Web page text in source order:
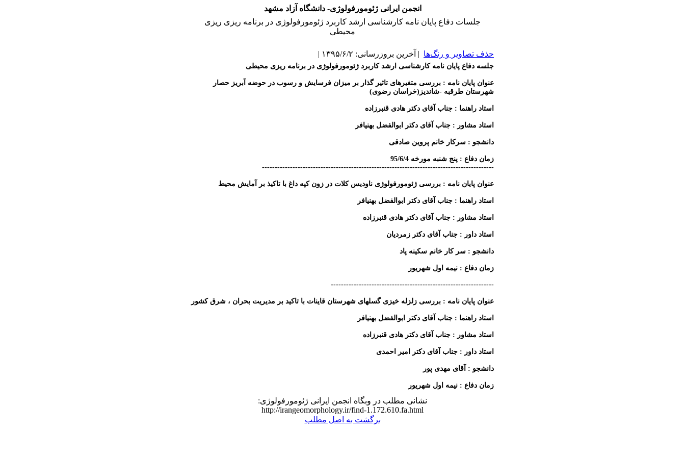
انجمن ایرانی ژئومورفولوژی- دانشگاه آزاد مشهد
جلسات دفاع پایان نامه کارشناسی ارشد کاربرد ژئومورفولوژی در برنامه ریزی ریزی
محیطی
حذف تصاویر و رنگ‌ها | آخرین بروزرسانی: ۱۳۹۵/۶/۲ |
جلسه دفاع پایان نامه کارشناسی ارشد کاربرد ژئومورفولوژی در برنامه ریزی محیطی
عنوان پایان نامه : بررسی متغیرهای تاثیر گذار بر میزان فرسایش و رسوب در حوضه آبریز حصار
شهرستان طرقبه -شاندیز(خراسان رضوی)
استاد راهنما : جناب آقای دکتر هادی قنبرزاده
استاد مشاور : جناب آقای دکتر ابوالفضل بهنیافر
دانشجو : سرکار خانم پروین صادقی
زمان دفاع : پنج شنبه مورخه 95/6/4
-------------------------------------------------------------------------------------------
عنوان پایان نامه : بررسی ژئومورفولوژی ناودیس کلات در زون کپه داغ با تاکیذ بر آمایش محیط
استاد راهنما : جناب آقای دکتر ابوالفضل بهنیافر
استاد مشاور : جناب آقای دکتر هادی قنبرزاده
استاد داور : جناب آقای دکتر زمردیان
دانشجو : سر کار خانم سکینه پاد
زمان دفاع : نیمه اول شهریور
----------------------------------------------------------------
عنوان پایان نامه : بررسی زلزله خیزی گسلهای شهرستان قاینات با تاکید بر مدیریت بحران ، شرق کشور
استاد راهنما : جناب آقای دکتر ابوالفضل بهنیافر
استاد مشاور : جناب آقای دکتر هادی قنبرزاده
استاد داور : جناب آقای دکتر امیر احمدی
دانشجو : آقای مهدی پور
زمان دفاع : نیمه اول شهریور
نشانی مطلب در وبگاه انجمن ایرانی ژئومورفولوژی:
http://irangeomorphology.ir/find-1.172.610.fa.html
برگشت به اصل مطلب